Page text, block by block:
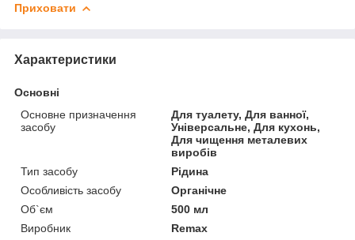
Приховати
Характеристики
Основні
Основне призначення
засобу
Для туалету, Для ванної,
Універсальне, Для кухонь,
Для чищення металевих
виробів
Тип засобу
Рідина
Особливість засобу
Органічне
Об`єм
500 мл
Виробник
Remax